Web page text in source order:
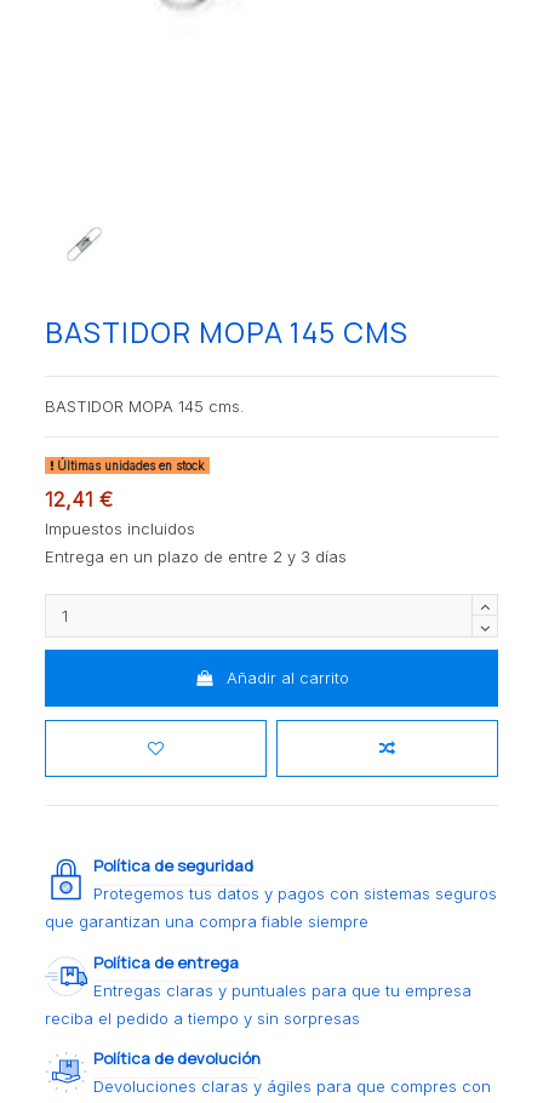
BASTIDOR MOPA 145 CMS
BASTIDOR MOPA 145 cms.
Últimas unidades en stock
12,41 €
Impuestos incluidos
Entrega en un plazo de entre 2 y 3 días
Añadir al carrito
Política de seguridad
Protegemos tus datos y pagos con sistemas seguros
que garantizan una compra fiable siempre
Política de entrega
Entregas claras y puntuales para que tu empresa
reciba el pedido a tiempo y sin sorpresas
Política de devolución
Devoluciones claras y ágiles para que compres con